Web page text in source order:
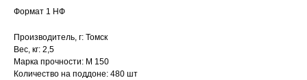
Формат 1 НФ
Производитель, г: Томск
Вес, кг: 2,5
Марка прочности: М 150
Количество на поддоне: 480 шт